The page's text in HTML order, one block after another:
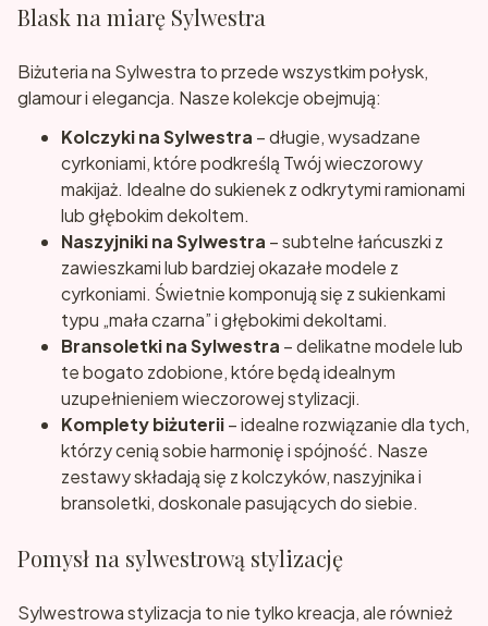
Blask na miarę Sylwestra
Biżuteria na Sylwestra to przede wszystkim połysk,
glamour i elegancja. Nasze kolekcje obejmują:
Kolczyki na Sylwestra – długie, wysadzane
cyrkoniami, które podkreślą Twój wieczorowy
makijaż. Idealne do sukienek z odkrytymi ramionami
lub głębokim dekoltem.
Naszyjniki na Sylwestra – subtelne łańcuszki z
zawieszkami lub bardziej okazałe modele z
cyrkoniami. Świetnie komponują się z sukienkami
typu „mała czarna” i głębokimi dekoltami.
Bransoletki na Sylwestra – delikatne modele lub
te bogato zdobione, które będą idealnym
uzupełnieniem wieczorowej stylizacji.
Komplety biżuterii– idealne rozwiązanie dla tych,
którzy cenią sobie harmonię i spójność. Nasze
zestawy składają się z kolczyków, naszyjnika i
bransoletki, doskonale pasujących do siebie.
Pomysł na sylwestrową stylizację
Sylwestrowa stylizacja to nie tylko kreacja, ale również